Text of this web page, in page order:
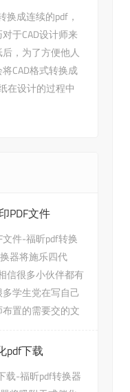
换成连续的pdf，
于CAD设计师来
，为了方便他人
CAD格式转换成
在设计的过程中
PDF文件
件-福昕pdf转换
器将施乐四代
信很多小伙伴都有
学生党在写自己
置的需要交的文
pdf下载
载-福昕pdf转换器